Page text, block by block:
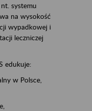
systemu
na wysokość
wypadkowej i
leczniczej
edukuje:
w Polsce,